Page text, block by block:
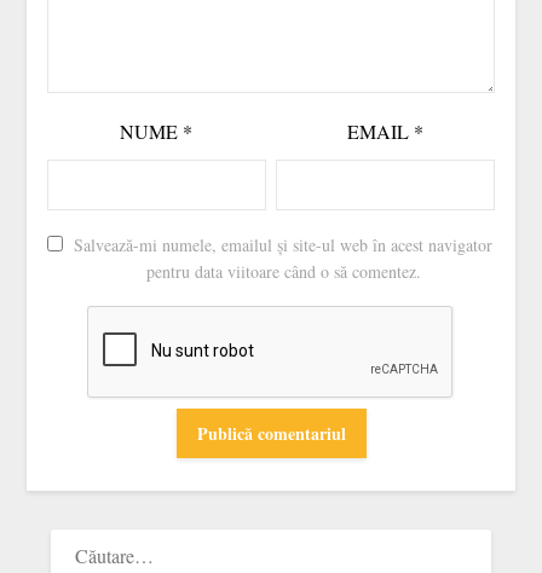
NUME * EMAIL *
Salvează-mi numele, emailul și site-ul web în acest navigator
pentru data viitoare când o să comentez.